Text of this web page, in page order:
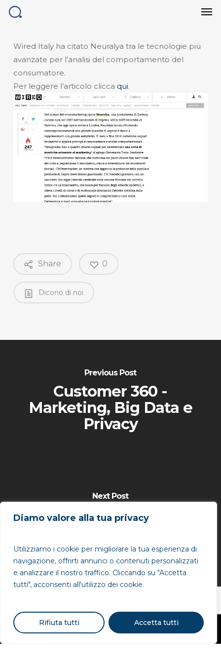
Diamo valore alla tua privacy
Utilizziamo i cookie per migliorare la tua esperienza di
navigazione, offrirti annunci o contenuti personalizzati
e analizzare il nostro traffico. Cliccando su "Accetta
tutti", acconsenti all'utilizzo dei cookie.
Rifiuta tutti Accetta tutti
Skip
content
Wired Italy ha citato Neuralya tra le tecnologie più
avanzate per l’analisi del comportamento del
consumatore.
Per leggere l’articolo clicca qui.
Share 0
Dicono di noi
Previous Post
Customer 360 -
Marketing, Big Data e
Privacy
Next Post
Wired - 5 startup che
neuromarketing
© 2026 QWINCE. P.IVA 11801100964 - P.IVA 05585930828